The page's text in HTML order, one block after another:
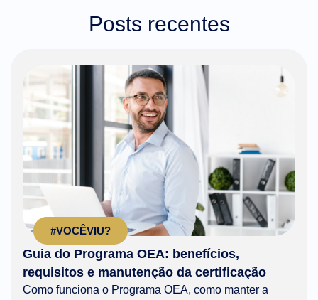
Posts recentes
#VOCÊVIU?
Guia do Programa OEA: benefícios,
requisitos e manutenção da certificação
Como funciona o Programa OEA, como manter a